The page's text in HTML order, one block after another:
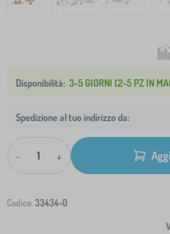
3-5 GIORNI (2-5 PZ IN
Spedizione al tuo indirizzo da:
- +
Codice: 33434-0